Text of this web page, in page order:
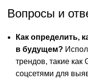
Вопросы и
Как определить,
в будущем?
трендов, такие как
соцсетями для